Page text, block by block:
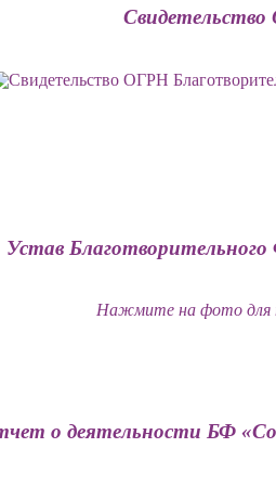
Устав
Нажмите на фото для
о деятельности БФ